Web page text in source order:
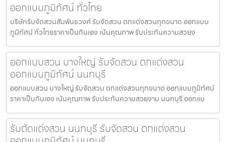
ออกแบบภูมิทัศน์ ทั่วไทย
บริษัทรับจัดสวนสัมพันธวงศ์ รับจัดสวน ตกแต่งสวนทุกขนาด ออกแบบ
ภูมิทัศน์ ทั่วไทยราคาเป็นกันเอง เน้นคุณภาพ รับประกันความสวยง
ออกแบบสวน บางใหญ่ รับจัดสวน ตกแต่งสวน
ออกแบบภูมิทัศน์ นนทบุรี
ออกแบบสวน บางใหญ่ รับจัดสวน ตกแต่งสวนทุกขนาด ออกแบบภูมิทัศน์
ราคาเป็นกันเอง เน้นคุณภาพ รับประกันความสวยงาม นนทบุรี ออกแบ
รับตัดแต่งสวน นนทบุรี รับจัดสวน ตกแต่งสวน